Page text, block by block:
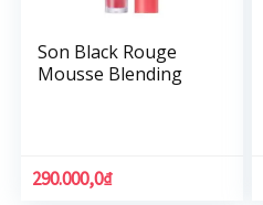
Son Black Rouge
Mousse Blending
290.000,0₫